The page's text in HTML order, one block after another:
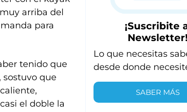
arriba del
para
tenido que
sostuvo que
el doble la
¡Suscribite
Lo que necesitas
desde donde
SABER MÁS